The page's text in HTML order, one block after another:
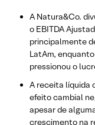
A Natura&Co.
o EBITDA
principalmente
LatAm,
pressionou o
A receita líquida
efeito cambial
apesar de
crescimento na